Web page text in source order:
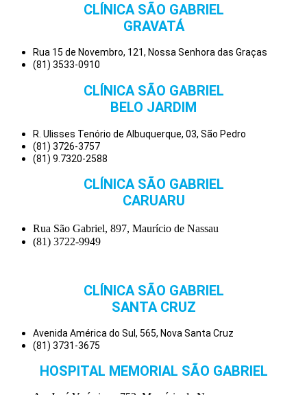
CLÍNICA SÃO GABRIEL
GRAVATÁ
Rua 15 de Novembro, 121, Nossa Senhora das Graças
(81) 3533-0910
CLÍNICA SÃO GABRIEL
BELO JARDIM
R. Ulisses Tenório de Albuquerque, 03, São Pedro
(81) 3726-3757
(81) 9.7320-2588
CLÍNICA SÃO GABRIEL
CARUARU
Rua São Gabriel, 897, Maurício de Nassau
(81) 3722-9949
CLÍNICA SÃO GABRIEL
SANTA CRUZ
Avenida América do Sul, 565, Nova Santa Cruz
(81) 3731-3675
HOSPITAL MEMORIAL SÃO GABRIEL